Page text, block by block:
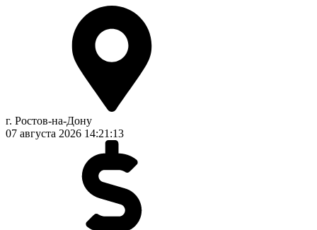
г. Ростов-на-Дону
07 августа 2026 14:21:14